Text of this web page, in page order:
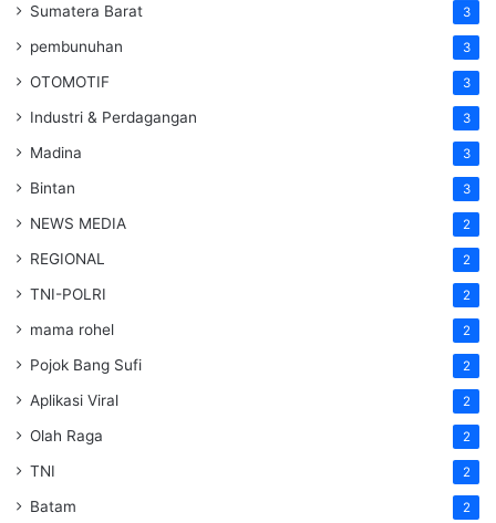
Sumatera Barat 3
pembunuhan 3
OTOMOTIF 3
Industri & Perdagangan 3
Madina 3
Bintan 3
NEWS MEDIA 2
REGIONAL 2
TNI-POLRI 2
mama rohel 2
Pojok Bang Sufi 2
Aplikasi Viral 2
Olah Raga 2
TNI 2
Batam 2